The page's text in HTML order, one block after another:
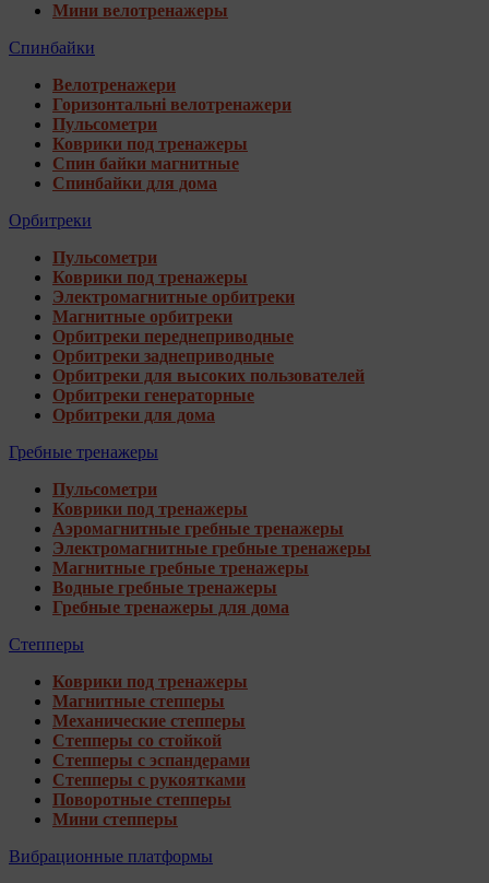
Мини велотренажеры
Спинбайки
Велотренажери
Горизонтальні велотренажери
Пульсометри
Коврики под тренажеры
Спин байки магнитные
Спинбайки для дома
Орбитреки
Пульсометри
Коврики под тренажеры
Электромагнитные орбитреки
Магнитные орбитреки
Орбитреки переднеприводные
Орбитреки заднеприводные
Орбитреки для высоких пользователей
Орбитреки генераторные
Орбитреки для дома
Гребные тренажеры
Пульсометри
Коврики под тренажеры
Аэромагнитные гребные тренажеры
Электромагнитные гребные тренажеры
Магнитные гребные тренажеры
Водные гребные тренажеры
Гребные тренажеры для дома
Степперы
Коврики под тренажеры
Магнитные степперы
Механические степперы
Степперы со стойкой
Степперы с эспандерами
Степперы с рукоятками
Поворотные степперы
Мини степперы
Вибрационные платформы